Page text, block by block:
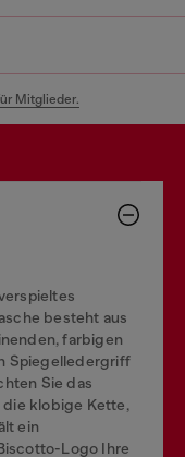
Mitglieder.
besteht aus
farbigen
Spiegelledergriff
Sie das
klobige Kette,
ein
Logo Ihre